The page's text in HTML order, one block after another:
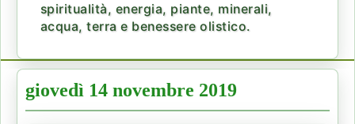
spiritualità, energia, piante, minerali,
acqua, terra e benessere olistico.
giovedì 14 novembre 2019